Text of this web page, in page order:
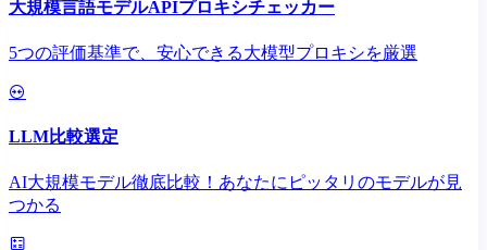
大規模言語モデルAPIプロキシチェッカー
5つの評価基準で、安心できる大模型プロキシを厳選
LLM比較選定
AI大規模モデル徹底比較！あなたにピッタリのモデルが見
つかる